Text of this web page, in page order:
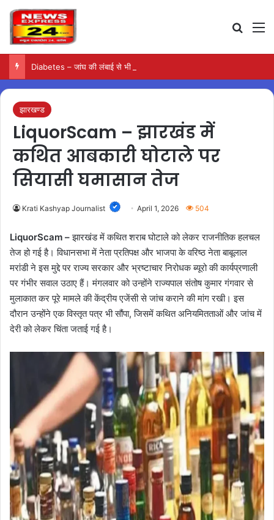
झारखण्ड
LiquorScam – झारखंड में
कथित आबकारी घोटाले पर
सियासी घमासान तेज
Krati Kashyap Journalist April 1, 2026 504
LiquorScam –झारखंड में कथित शराब घोटाले को लेकर राजनीतिक हलचल
तेज हो गई है। विधानसभा में नेता प्रतिपक्ष और भाजपा के वरिष्ठ नेता बाबूलाल
मरांडी ने इस मुद्दे पर राज्य सरकार और भ्रष्टाचार निरोधक ब्यूरो की कार्यप्रणाली
पर गंभीर सवाल उठाए हैं। मंगलवार को उन्होंने राज्यपाल संतोष कुमार गंगवार से
मुलाकात कर पूरे मामले की केंद्रीय एजेंसी से जांच कराने की मांग रखी। इस
दौरान उन्होंने एक विस्तृत पत्र भी सौंपा, जिसमें कथित अनियमितताओं और जांच में
देरी को लेकर चिंता जताई गई है।